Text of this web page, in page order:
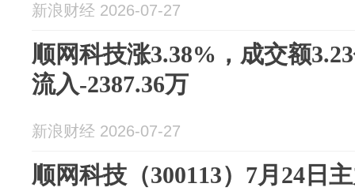
新浪财经 2026-07-27
顺网科技涨3.38%，成交额
流入-2387.36万
新浪财经 2026-07-27
顺网科技（300113）7月24日